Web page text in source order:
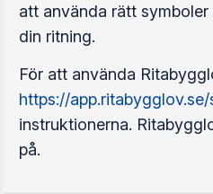
att använda rätt
din ritning.
För att använda
https://
instruktionerna.
på.